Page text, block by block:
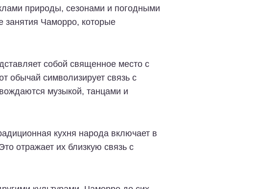
природы, сезонами и погодными
занятия Чаморро, которые
собой священное место с
обычай символизирует связь с
музыкой, танцами и
кухня народа включает в
отражает их близкую связь с